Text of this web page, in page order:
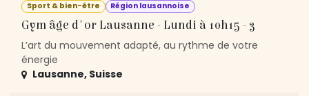
Sport & bien-être Région lausannoise
Gym âge d'or Lausanne - Lundi à 10h15 - 3
L’art du mouvement adapté, au rythme de votre
énergie
Lausanne, Suisse